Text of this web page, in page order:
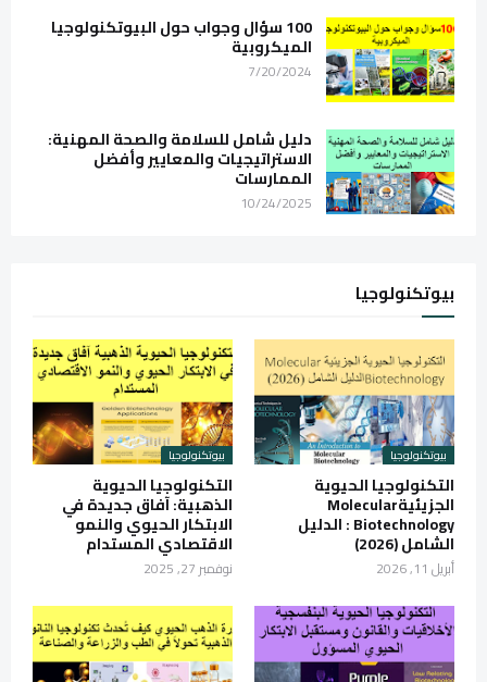
100 سؤال وجواب حول البيوتكنولوجيا
الميكروبية
7/20/2024
دليل شامل للسلامة والصحة المهنية:
الاستراتيجيات والمعايير وأفضل
الممارسات
10/24/2025
بيوتكنولوجيا
بيوتكنولوجيا
التكنولوجيا الحيوية
الجزيئيةMolecular
Biotechnology : الدليل
الشامل (2026)
أبريل 11, 2026
بيوتكنولوجيا
التكنولوجيا الحيوية
الذهبية: آفاق جديدة في
الابتكار الحيوي والنمو
الاقتصادي المستدام
نوفمبر 27, 2025